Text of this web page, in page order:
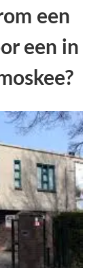
een
een in